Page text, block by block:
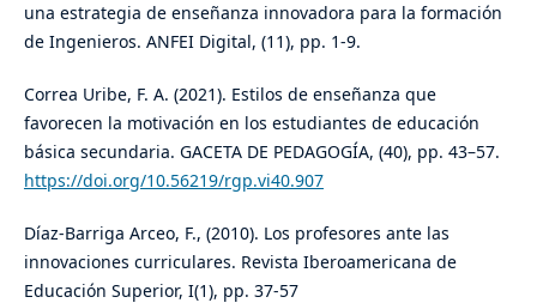
una estrategia de enseñanza innovadora para la formación
de Ingenieros. ANFEI Digital, (11), pp. 1-9.
Correa Uribe, F. A. (2021). Estilos de enseñanza que
favorecen la motivación en los estudiantes de educación
básica secundaria. GACETA DE PEDAGOGÍA, (40), pp. 43–57.
https://doi.org/10.56219/rgp.vi40.907
Díaz-Barriga Arceo, F., (2010). Los profesores ante las
innovaciones curriculares. Revista Iberoamericana de
Educación Superior, I(1), pp. 37-57